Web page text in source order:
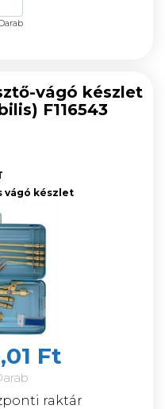
vágó készlet
F116543
vágó készlet
Ft
raktár